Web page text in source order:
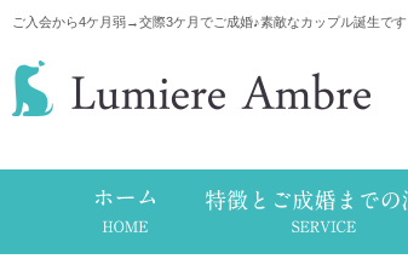
ご入会から4ケ月弱→交際3ケ月でご成婚♪素敵なカップル誕生です